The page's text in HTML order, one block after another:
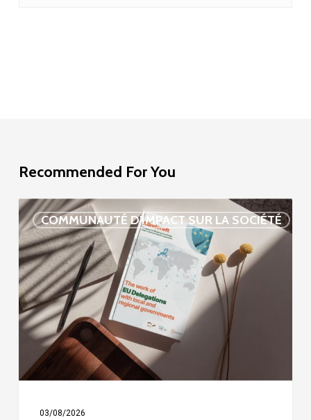
Recommended For You
COMMUNAUTÉ D'IMPACT SUR LA SOCIÉTÉ
Étude
sur
la
délégation
de
l’UE
03/08/2026